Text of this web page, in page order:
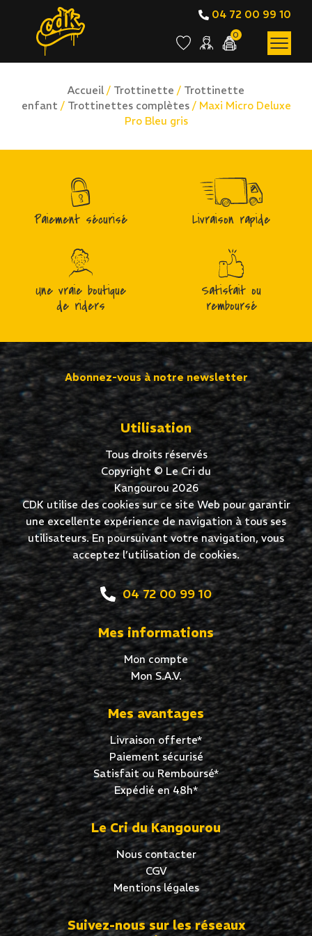
04 72 00 99 10
0
Accueil / Trottinette / Trottinette
enfant / Trottinettes complètes/ Maxi Micro Deluxe
Pro Bleu gris
Paiement sécurisé Livraison rapide
Une vraie boutique
de riders
Satisfait ou
remboursé
Abonnez-vous à notre newsletter
Utilisation
Tous droits réservés
Copyright © Le Cri du
Kangourou 2026
CDK utilise des cookies sur ce site Web pour garantir
une excellente expérience de navigation à tous ses
utilisateurs. En poursuivant votre navigation, vous
acceptez l’utilisation de cookies.
04 72 00 99 10
Mes informations
Mon compte
Mon S.A.V.
Mes avantages
Livraison offerte*
Paiement sécurisé
Satisfait ou Remboursé*
Expédié en 48h*
Le Cri du Kangourou
Nous contacter
CGV
Mentions légales
Suivez-nous sur les réseaux